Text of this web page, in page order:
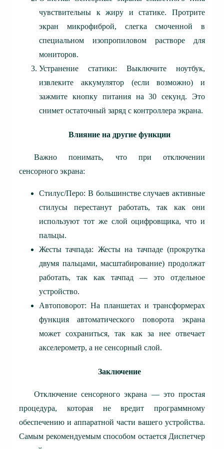
чувствительны к жиру и статике. Протрите
экран микрофиброй, слегка смоченной в
специальном изопропиловом растворе для
мониторов.
Устранение статики: Выключите ноутбук,
извлеките аккумулятор (если возможно) и
зажмите кнопку питания на 30 секунд. Это
снимет остаточный заряд с контроллера экрана.
Влияние на другие функции
Важно понимать, что при отключении
сенсорного экрана:
Стилус/Перо: В большинстве случаев активные
стилусы перестанут работать, так как они
используют тот же слой оцифровщика, что и
пальцы.
Жесты тачпада: Жесты на тачпаде (прокрутка
двумя пальцами, масштабирование) продолжат
работать, так как тачпад — это отдельное
устройство.
Автоповорот: На планшетах и трансформерах
функция автоматического поворота экрана
может сохраниться, так как за нее отвечает
акселерометр, а не сенсорный слой.
Заключение
Отключение сенсорного экрана — это простая
процедура, которая не вредит программному
обеспечению и аппаратной части вашего устройства.
Самым рекомендуемым способом остается Диспетчер